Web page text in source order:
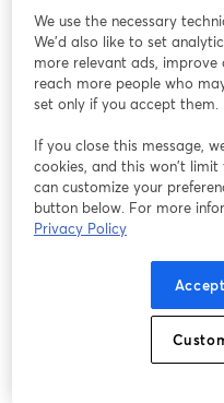
Dopo questo momento
dell'argomento,
alle 14:30 a Trento: Viale
Iscriviti per partecipare:
academy-workshop-fare-
We use the necessary
We'd also like to set
more relevant ads, improve
reach more people who
set only if you accept them.
If you close this message,
cookies, and this won’t
can customize your
button below. For more
Privacy Policy